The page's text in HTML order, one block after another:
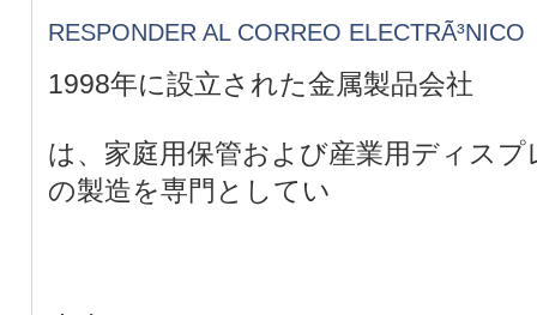
RESPONDER AL CORREO ELECTRÃ³NICO
1998年に設立された金属製品会社
は、家庭用保管および産業用ディス
の製造を専門としてい